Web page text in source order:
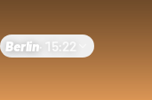
Berlin 15:22